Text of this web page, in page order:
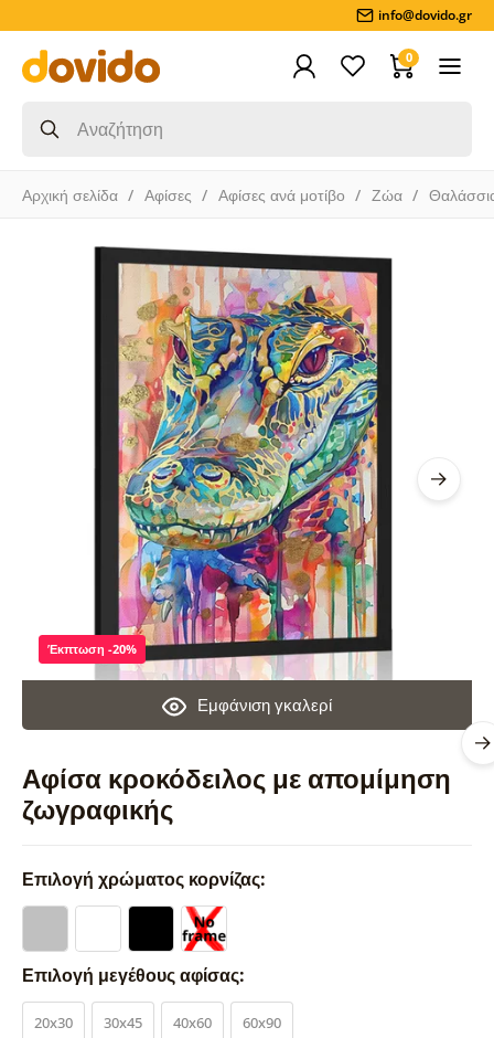
info@dovido.gr
0
Αρχική σελίδα Αφίσες Αφίσες ανά μοτίβο Ζώα
Αφίσα κροκόδειλος με απομίμηση
ζωγραφικής
Εμφάνιση γκαλερί
Έκπτωση -20%
Επιλογή χρώματος κορνίζας:
Επιλογή μεγέθους αφίσας:
20x30 30x45 40x60 60x90